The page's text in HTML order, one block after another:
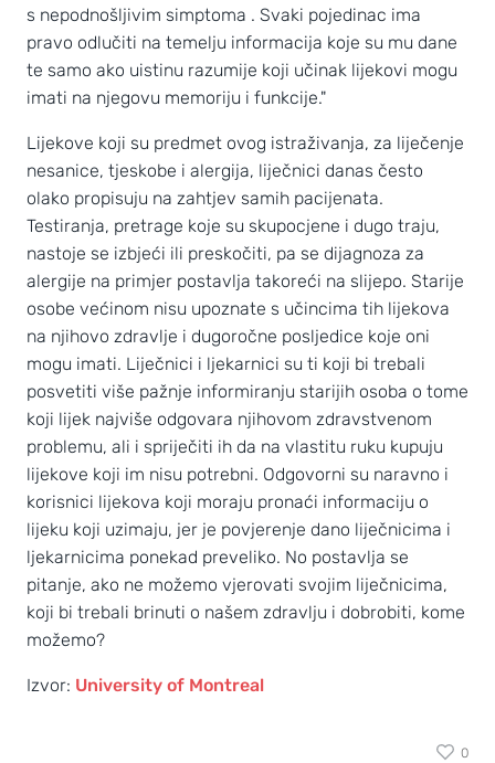
s nepodnošljivim simptoma . Svaki pojedinac ima
pravo odlučiti na temelju informacija koje su mu dane
te samo ako uistinu razumije koji učinak lijekovi mogu
imati na njegovu memoriju i funkcije."
Lijekove koji su predmet ovog istraživanja, za liječenje
nesanice, tjeskobe i alergija, liječnici danas često
olako propisuju na zahtjev samih pacijenata.
Testiranja, pretrage koje su skupocjene i dugo traju,
nastoje se izbjeći ili preskočiti, pa se dijagnoza za
alergije na primjer postavlja takoreći na slijepo. Starije
osobe većinom nisu upoznate s učincima tih lijekova
na njihovo zdravlje i dugoročne posljedice koje oni
mogu imati. Liječnici i ljekarnici su ti koji bi trebali
posvetiti više pažnje informiranju starijih osoba o tome
koji lijek najviše odgovara njihovom zdravstvenom
problemu, ali i spriječiti ih da na vlastitu ruku kupuju
lijekove koji im nisu potrebni. Odgovorni su naravno i
korisnici lijekova koji moraju pronaći informaciju o
lijeku koji uzimaju, jer je povjerenje dano liječnicima i
ljekarnicima ponekad preveliko. No postavlja se
pitanje, ako ne možemo vjerovati svojim liječnicima,
koji bi trebali brinuti o našem zdravlju i dobrobiti, kome
možemo?
Izvor: University of Montreal
0